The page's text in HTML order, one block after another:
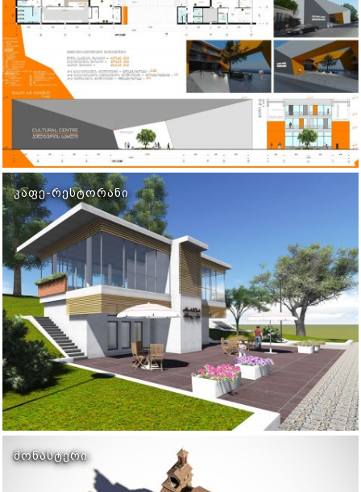
ᲙᲐᲤᲔ-ᲠᲔᲡᲢᲝᲠᲐᲜᲘ
ᲛᲝᲜᲐᲡᲢᲔᲠᲘ